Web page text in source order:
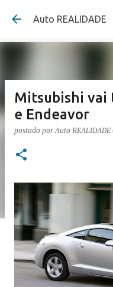
Pular para
Auto REALIDADE
Mitsubishi vai
e Endeavor
postado porAuto REALIDADE